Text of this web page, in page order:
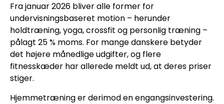
Fra januar 2026 bliver alle former for
undervisningsbaseret motion – herunder
holdtræning, yoga, crossfit og personlig træning –
pålagt 25 % moms. For mange danskere betyder
det højere månedlige udgifter, og flere
fitnesskæder har allerede meldt ud, at deres priser
stiger.
Hjemmetræning er derimod en engangsinvestering.